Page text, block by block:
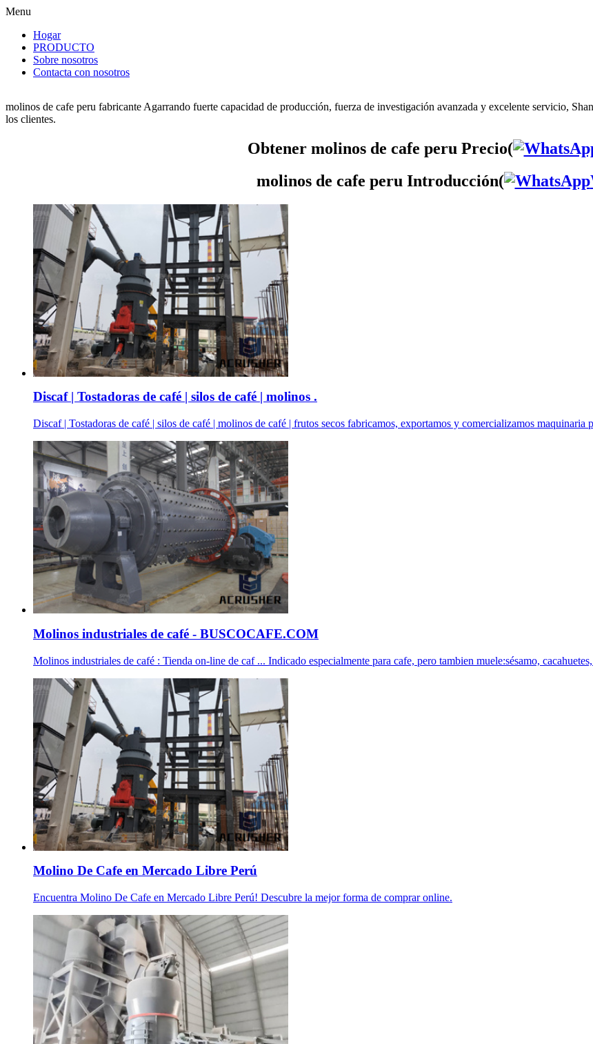
Menu
Hogar
PRODUCTO
Sobre nosotros
Contacta con nosotros
molinos de cafe peru fabricante Agarrando fuerte capacidad de producción, fuerza de investigación avanzada y excelente servicio,
los clientes.
Obtener molinos de cafe peru Precio(
molinos de cafe peru Introducción(
Discaf | Tostadoras de café | silos de café | molinos .
Discaf | Tostadoras de café | silos de café | molinos de café | frutos secos fabricamos, exportamos y comercializamos maquinaria
Molinos industriales de café - BUSCOCAFE.COM
Molinos industriales de café : Tienda on-line de caf ... Indicado especialmente para cafe, pero tambien muele:sésamo,
Molino De Cafe en Mercado Libre Perú
Encuentra Molino De Cafe en Mercado Libre Perú! Descubre la mejor forma de comprar online.